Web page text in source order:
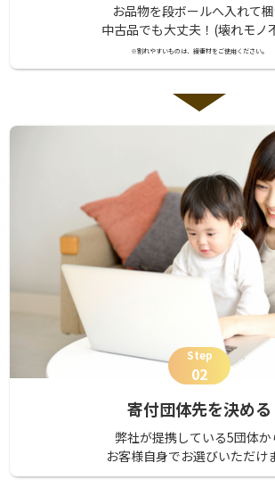
お品物を段ボールへ入れて
中古品でも大丈夫！(壊れモノ
※割れやすいものは、緩衝材をご使用ください。
Step
02
寄付団体先を決める
弊社が提携している5団体か
お客様自身でお選びいただけ